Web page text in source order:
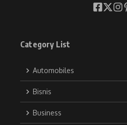
Category List
Automobiles
Bisnis
Business